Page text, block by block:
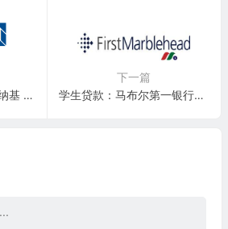
美国德州电力公司：戴纳基 Dynegy Inc.(DYN)
下一篇
学生贷款：马布尔第一银行The First Marblehead(FMD)——退市